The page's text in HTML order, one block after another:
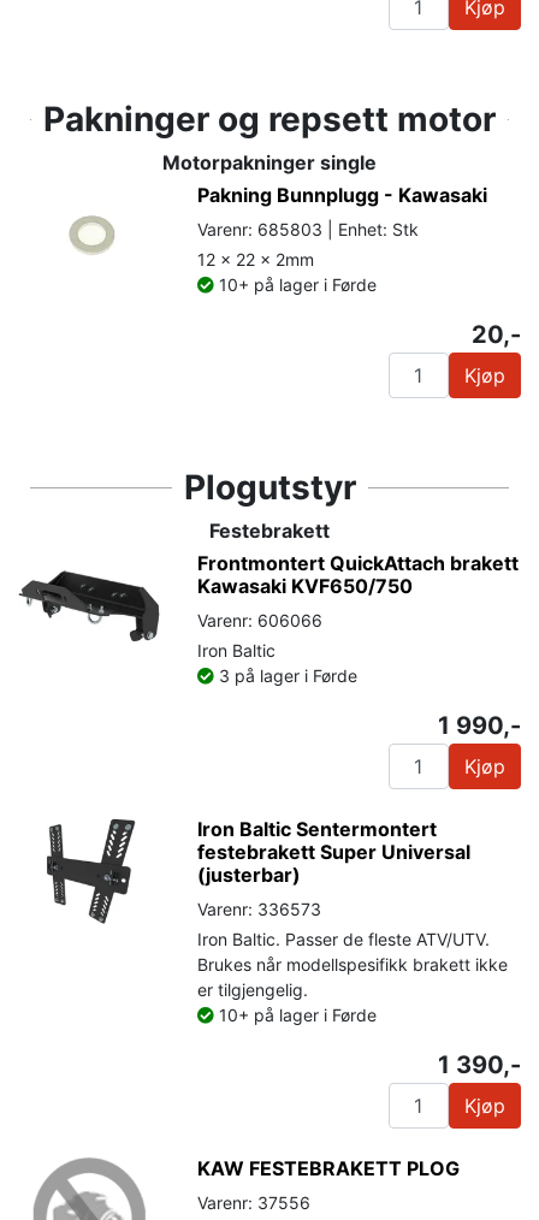
Kjøp
Pakninger og repsett motor
Motorpakninger single
Pakning Bunnplugg - Kawasaki
Varenr: 685803 | Enhet: Stk
12 x 22 x 2mm
10+ på lager i Førde
20,-
Kjøp
Plogutstyr
Festebrakett
Frontmontert QuickAttach brakett
Kawasaki KVF650/750
Varenr: 606066
Iron Baltic
3 på lager i Førde
1 990,-
Kjøp
Iron Baltic Sentermontert
festebrakett Super Universal
(justerbar)
Varenr: 336573
Iron Baltic. Passer de fleste ATV/UTV.
Brukes når modellspesifikk brakett ikke
er tilgjengelig.
10+ på lager i Førde
1 390,-
Kjøp
KAW FESTEBRAKETT PLOG
Varenr: 37556